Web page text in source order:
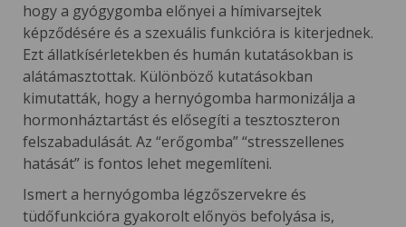
hogy a gyógygomba előnyei a hímivarsejtek
képződésére és a szexuális funkcióra is kiterjednek.
Ezt állatkísérletekben és humán kutatásokban is
alátámasztottak. Különböző kutatásokban
kimutatták, hogy a hernyógomba harmonizálja a
hormonháztartást és elősegíti a tesztoszteron
felszabadulását. Az “erőgomba” “stresszellenes
hatását” is fontos lehet megemlíteni.
Ismert a hernyógomba légzőszervekre és
tüdőfunkcióra gyakorolt előnyös befolyása is,